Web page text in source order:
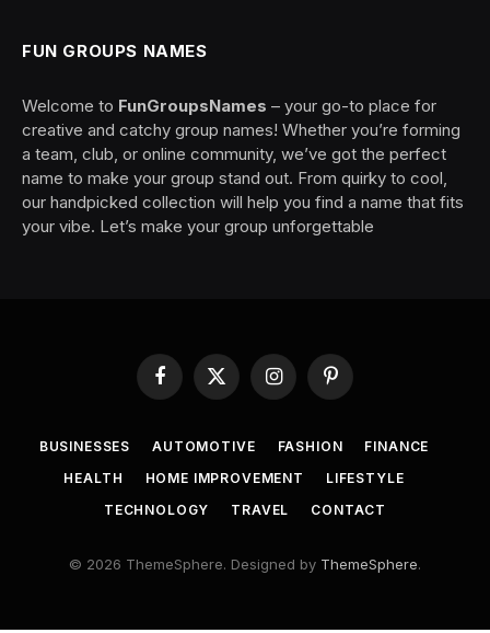
FUN GROUPS NAMES
Welcome to FunGroupsNames – your go-to place for
creative and catchy group names! Whether you’re forming
a team, club, or online community, we’ve got the perfect
name to make your group stand out. From quirky to cool,
our handpicked collection will help you find a name that fits
your vibe. Let’s make your group unforgettable
Facebook
X
(Twitter)
InstagramPinterest
BUSINESSES AUTOMOTIVE FASHION
FINANCE
HEALTH
HOME IMPROVEMENT
LIFESTYLE
TECHNOLOGY
TRAVEL CONTACT
© 2026 ThemeSphere. Designed by ThemeSphere.